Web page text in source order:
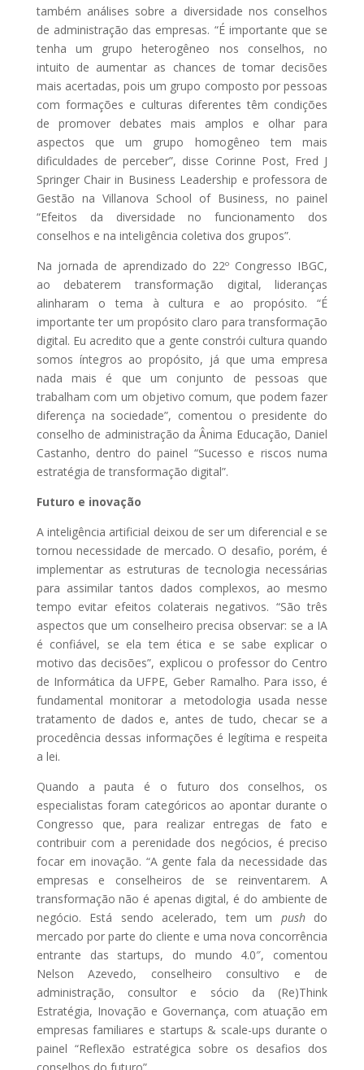
Lançame
nto do
Anuario
de
Gestão de
Ativos no
Brasil –
Edição
2025
Receba o Seu
Gratuitamente
CLIQUE AQUI E BAIXE
GRATUITAMENTE!
CLIQUE FORA DO POP-UP PARA FECHAR
também análises sobre a diversidade nos conselhos
de administração das empresas. “É importante que se
tenha um grupo heterogêneo nos conselhos, no
intuito de aumentar as chances de tomar decisões
mais acertadas, pois um grupo composto por pessoas
com formações e culturas diferentes têm condições
de promover debates mais amplos e olhar para
aspectos que um grupo homogêneo tem mais
dificuldades de perceber”, disse Corinne Post, Fred J
Springer Chair in Business Leadership e professora de
Gestão na Villanova School of Business, no painel
“Efeitos da diversidade no funcionamento dos
conselhos e na inteligência coletiva dos grupos”.
Na jornada de aprendizado do 22º Congresso IBGC,
ao debaterem transformação digital, lideranças
alinharam o tema à cultura e ao propósito. “É
importante ter um propósito claro para transformação
digital. Eu acredito que a gente constrói cultura quando
somos íntegros ao propósito, já que uma empresa
nada mais é que um conjunto de pessoas que
trabalham com um objetivo comum, que podem fazer
diferença na sociedade”, comentou o presidente do
conselho de administração da Ânima Educação, Daniel
Castanho, dentro do painel “Sucesso e riscos numa
estratégia de transformação digital”.
Futuro e inovação
A inteligência artificial deixou de ser um diferencial e se
tornou necessidade de mercado. O desafio, porém, é
implementar as estruturas de tecnologia necessárias
para assimilar tantos dados complexos, ao mesmo
tempo evitar efeitos colaterais negativos. “São três
aspectos que um conselheiro precisa observar: se a IA
é confiável, se ela tem ética e se sabe explicar o
motivo das decisões”, explicou o professor do Centro
de Informática da UFPE, Geber Ramalho. Para isso, é
fundamental monitorar a metodologia usada nesse
tratamento de dados e, antes de tudo, checar se a
procedência dessas informações é legítima e respeita
a lei.
Quando a pauta é o futuro dos conselhos, os
especialistas foram categóricos ao apontar durante o
Congresso que, para realizar entregas de fato e
contribuir com a perenidade dos negócios, é preciso
focar em inovação. “A gente fala da necessidade das
empresas e conselheiros de se reinventarem. A
transformação não é apenas digital, é do ambiente de
negócio. Está sendo acelerado, tem um pushdo
mercado por parte do cliente e uma nova concorrência
entrante das startups, do mundo 4.0″, comentou
Nelson Azevedo, conselheiro consultivo e de
administração, consultor e sócio da (Re)Think
Estratégia, Inovação e Governança, com atuação em
empresas familiares e startups & scale-ups durante o
painel “Reflexão estratégica sobre os desafios dos